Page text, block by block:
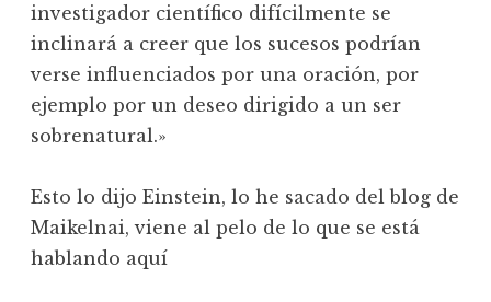
investigador científico difícilmente se
inclinará a creer que los sucesos podrían
verse influenciados por una oración, por
ejemplo por un deseo dirigido a un ser
sobrenatural.»
Esto lo dijo Einstein, lo he sacado del blog de
Maikelnai, viene al pelo de lo que se está
hablando aquí